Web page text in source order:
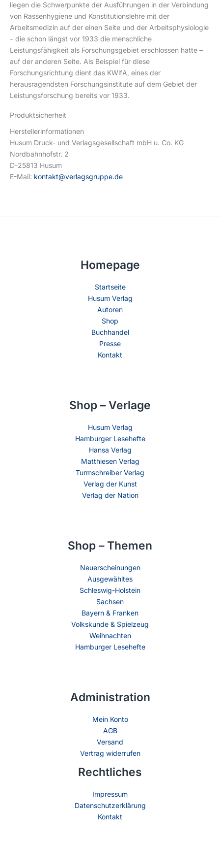
liegen die Schwerpunkte der Ausführungen in der Verbindung
von Rassenhygiene und Konstitutionslehre mit der
Arbeitsmedizin auf der einen Seite und der Arbeitsphysiologie
– die schon längst vor 1933 die menschliche
Leistungsfähigkeit als Forschungsgebiet erschlossen hatte –
auf der anderen Seite. Als Beispiel für diese
Forschungsrichtung dient das KWlfA, eines der
herausragendsten Forschungsinstitute auf dem Gebiet der
Leistungsforschung bereits vor 1933.
Produktsicherheit
Herstellerinformationen
Husum Druck- und Verlagsgesellschaft mbH u. Co. KG
Nordbahnhofstr. 2
D-25813 Husum
E-Mail: kontakt@verlagsgruppe.de
Homepage
Startseite
Husum Verlag
Autoren
Shop
Buchhandel
Presse
Kontakt
Shop – Verlage
Husum Verlag
Hamburger Lesehefte
Hansa Verlag
Matthiesen Verlag
Turmschreiber Verlag
Verlag der Kunst
Verlag der Nation
Shop – Themen
Neuerscheinungen
Ausgewähltes
Schleswig-Holstein
Sachsen
Bayern & Franken
Volkskunde & Spielzeug
Weihnachten
Hamburger Lesehefte
Administration
Mein Konto
AGB
Versand
Vertrag widerrufen
Rechtliches
Impressum
Datenschutzerklärung
Kontakt